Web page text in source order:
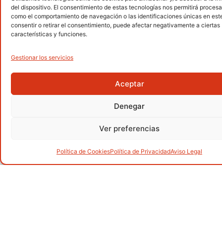
del dispositivo. El consentimiento de estas tecnologías nos permitirá
como el comportamiento de navegación o las identificaciones únicas en
consentir o retirar el consentimiento, puede afectar negativamente a ciertas
características y funciones.
Gestionar los servicios
Aceptar
Denegar
Ver preferencias
Política de CookiesPolítica de PrivacidadAviso Legal
Senderismo
.
Barranquismo
Carreras por montaña
.